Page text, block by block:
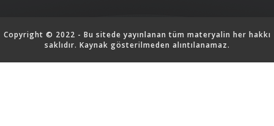
Copyright © 2022 - Bu sitede yayınlanan tüm materyalin her hakkı
saklıdır. Kaynak gösterilmeden alıntılanamaz.